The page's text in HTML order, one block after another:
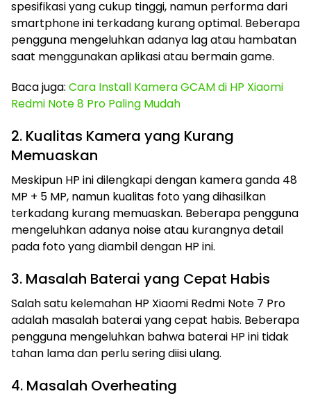
spesifikasi yang cukup tinggi, namun performa dari
smartphone ini terkadang kurang optimal. Beberapa
pengguna mengeluhkan adanya lag atau hambatan
saat menggunakan aplikasi atau bermain game.
Baca juga: Cara Install Kamera GCAM di HP Xiaomi
Redmi Note 8 Pro Paling Mudah
2. Kualitas Kamera yang Kurang
Memuaskan
Meskipun HP ini dilengkapi dengan kamera ganda 48
MP + 5 MP, namun kualitas foto yang dihasilkan
terkadang kurang memuaskan. Beberapa pengguna
mengeluhkan adanya noise atau kurangnya detail
pada foto yang diambil dengan HP ini.
3. Masalah Baterai yang Cepat Habis
Salah satu kelemahan HP Xiaomi Redmi Note 7 Pro
adalah masalah baterai yang cepat habis. Beberapa
pengguna mengeluhkan bahwa baterai HP ini tidak
tahan lama dan perlu sering diisi ulang.
4. Masalah Overheating